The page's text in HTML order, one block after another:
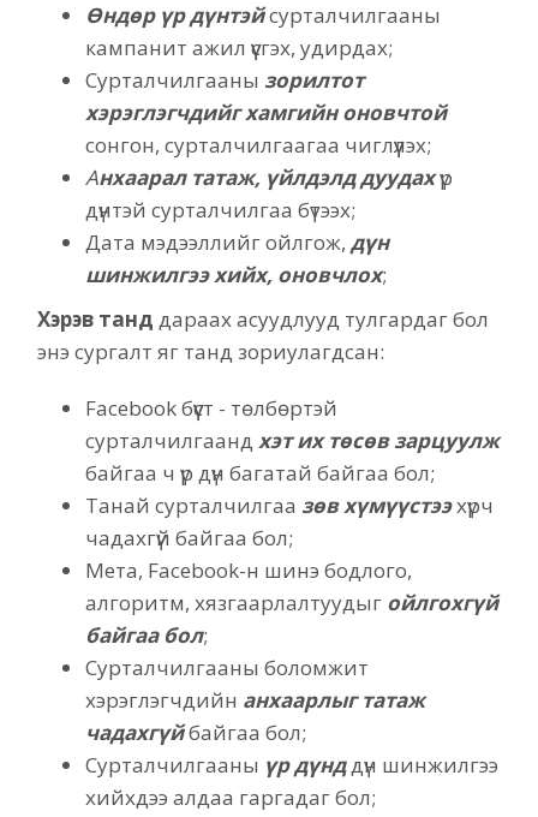
Өндөр үр дүнтэйсурталчилгааны
кампанит ажил үүсгэх, удирдах;
Сурталчилгааны зорилтот
хэрэглэгчдийг хамгийн оновчтой
сонгон, сурталчилгаагаа чиглүүлэх;
Анхаарал татаж, үйлдэлд дуудахүр
дүнтэй сурталчилгаа бүтээх;
Дата мэдээллийг ойлгож, дүн
шинжилгээ хийх, оновчлох;
Хэрэв танд дараах асуудлууд тулгардаг бол
энэ сургалт яг танд зориулагдсан:
Facebook бүүст - төлбөртэй
сурталчилгаанд хэт их төсөв зарцуулж
байгаа ч үр дүн багатай байгаа бол;
Танай сурталчилгаа зөв хүмүүстээхүрч
чадахгүй байгаа бол;
Мета, Facebook-н шинэ бодлого,
алгоритм, хязгаарлалтуудыг ойлгохгүй
байгаа бол;
Сурталчилгааны боломжит
хэрэглэгчдийн анхаарлыг татаж
чадахгүйбайгаа бол;
Сурталчилгааны үр дүнддүн шинжилгээ
хийхдээ алдаа гаргадаг бол;